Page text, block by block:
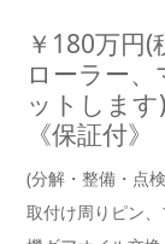
￥180万円
ローラー
ットしま
《保証付》
(分解・整備・点
取付け周りピン